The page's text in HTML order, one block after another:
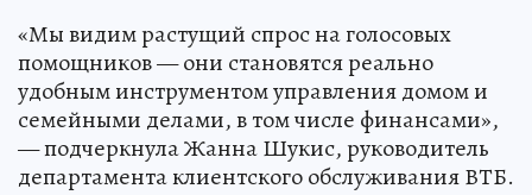
«Мы видим растущий спрос на голосовых
помощников — они становятся реально
удобным инструментом управления домом и
семейными делами, в том числе финансами»,
— подчеркнула Жанна Шукис, руководитель
департамента клиентского обслуживания ВТБ.